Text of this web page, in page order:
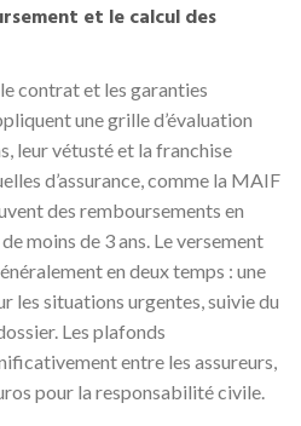
et le calcul des
contrat et les garanties
une grille d’évaluation
leur vétusté et la franchise
d’assurance, comme la MAIF
des remboursements en
moins de 3 ans. Le versement
en deux temps : une
les situations urgentes, suivie du
Les plafonds
entre les assureurs,
pour la responsabilité civile.